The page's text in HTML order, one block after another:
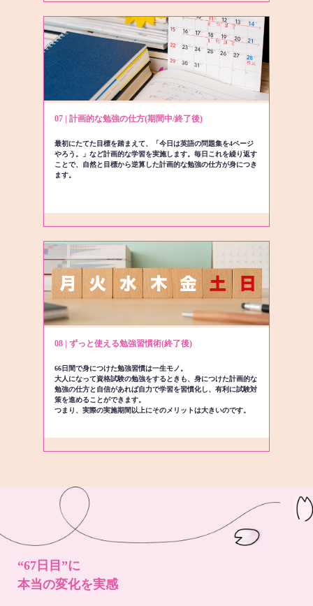
07 | 計画的な勉強の仕方(期間中/終了後)
最初にたてた目標を踏まえて、「今日は英語の問題集を4ページ
やろう。」など計画的な学習を実施します。毎日これを繰り返す
ことで、自然と目標から逆算した計画的な勉強の仕方が身につき
ます。
08 | ずっと使える勉強習慣術(終了後)
66日間で身につけた勉強習慣は一生モノ。
大人になって資格試験の勉強をするときも、身につけた計画的な
勉強の仕方と自信があれば自力で学習を習慣化し、有利に試験対
策を進めることができます。
つまり、実際の実施期間以上にそのメリットは大きいのです。
“67日目”に
本当の変化を実感